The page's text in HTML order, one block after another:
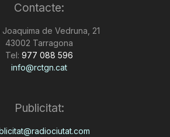
Contacte:
Joaquima de Vedruna, 21
43002 Tarragona
Tel: 977 088 596
info@rctgn.cat
Publicitat: